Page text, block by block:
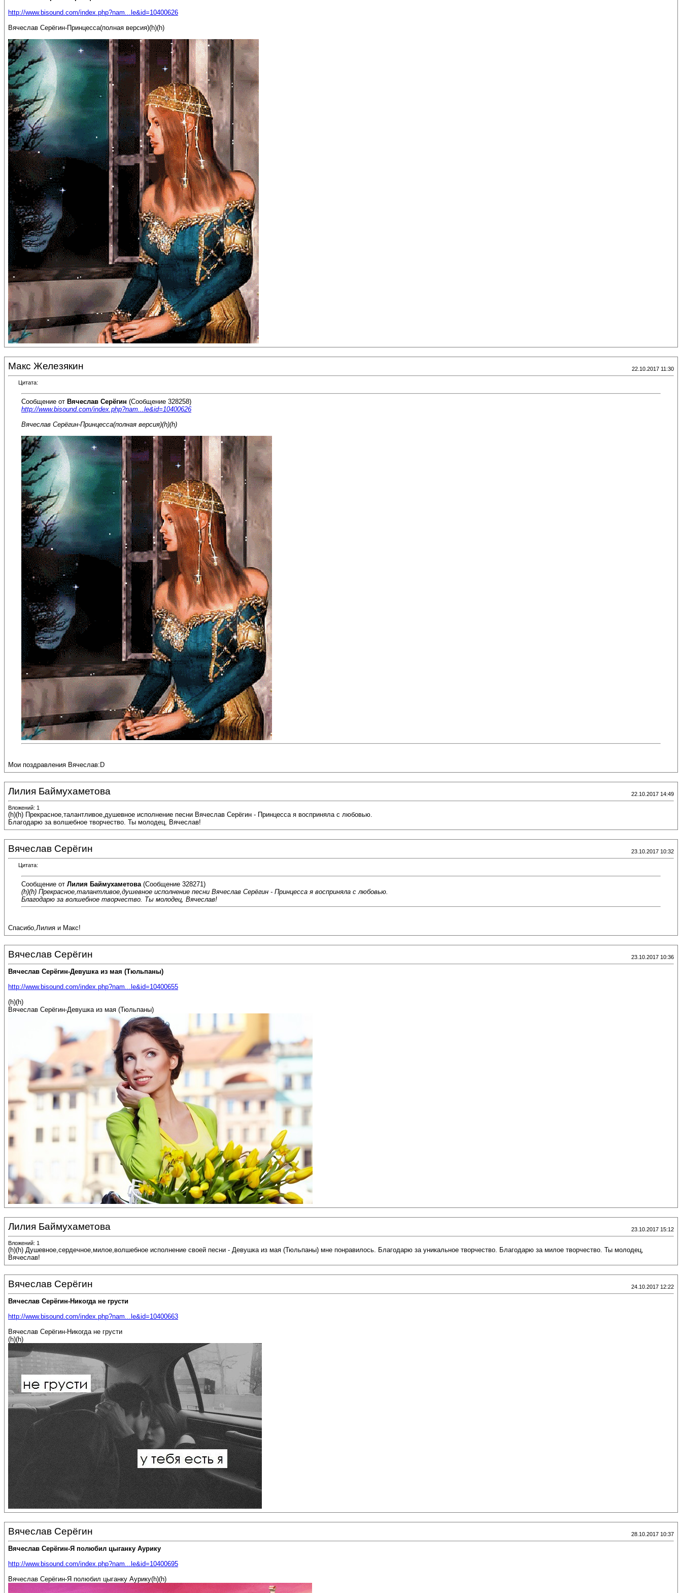
http://www.bisound.com/index.php?nam...le&id=10400626
Вячеслав Серёгин-Принцесса(полная версия)(h)(h)
Макс Железякин 22.10.2017 11:30
Цитата:
Сообщение от Вячеслав Серёгин (Сообщение 328258)
http://www.bisound.com/index.php?nam...le&id=10400626
Вячеслав Серёгин-Принцесса(полная версия)(h)(h)
Мои поздравления Вячеслав:D
Лилия Баймухаметова 22.10.2017 14:49
Вложений: 1
(h)(h) Прекрасное,талантливое,душевное исполнение песни Вячеслав Серёгин - Принцесса я восприняла с любовью.
Благодарю за волшебное творчество. Ты молодец, Вячеслав!
Вячеслав Серёгин 23.10.2017 10:32
Цитата:
Сообщение от Лилия Баймухаметова (Сообщение 328271)
(h)(h) Прекрасное,талантливое,душевное исполнение песни Вячеслав Серёгин - Принцесса я восприняла с любовью.
Благодарю за волшебное творчество. Ты молодец, Вячеслав!
Спасибо,Лилия и Макс!
Вячеслав Серёгин 23.10.2017 10:36
Вячеслав Серёгин-Девушка из мая (Тюльпаны)
http://www.bisound.com/index.php?nam...le&id=10400655
(h)(h)
Вячеслав Серёгин-Девушка из мая (Тюльпаны)
Лилия Баймухаметова 23.10.2017 15:12
Вложений: 1
(h)(h) Душевное,сердечное,милое,волшебное исполнение своей песни - Девушка из мая (Тюльпаны) мне понравилось. Благодарю за уникальное творчество. Благодарю за милое творчество. Ты молодец,
Вячеслав!
Вячеслав Серёгин 24.10.2017 12:22
Вячеслав Серёгин-Никогда не грусти
http://www.bisound.com/index.php?nam...le&id=10400663
Вячеслав Серёгин-Никогда не грусти
(h)(h)
Вячеслав Серёгин 28.10.2017 10:37
Вячеслав Серёгин-Я полюбил цыганку Аурику
http://www.bisound.com/index.php?nam...le&id=10400695
Вячеслав Серёгин-Я полюбил цыганку Аурику(h)(h)